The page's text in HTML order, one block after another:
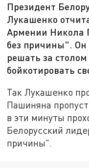
Президент
Лукашенко
Армении Никола
без причины". Он
решать за
бойкотировать
Так Лукашенко
Пашиняна
в эти минуты
Белорусский
причины".